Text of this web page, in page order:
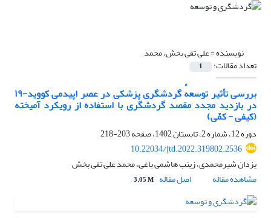
نویسنده =علی تقی بخش، محمد
تعداد مقالات: 1
بررسی تأثیر توسعهٔ گردشگری پزشکی در عصر اپیدمی کووید-۱۹
در بازدید مجدد مقصد گردشگری با استفاده از رویکرد آمیخته
(کیفی - کمّی)
دوره 12، شماره 2، تابستان 1402، صفحه
203-218
10.22034/jtd.2022.319802.2536
یزدان شیرمحمدی، زینب هاشمی باغی، محمد علی تقی بخش
مشاهده مقاله
اصل مقاله 3.05 M